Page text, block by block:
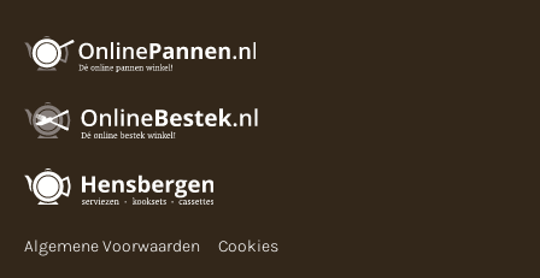
Algemene Voorwaarden Cookies